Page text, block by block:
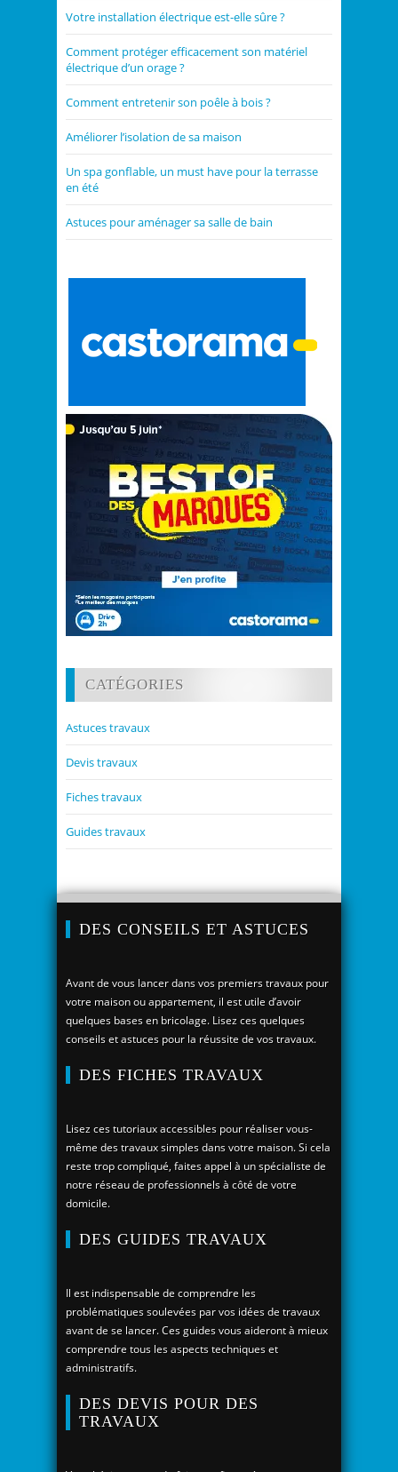
Votre installation électrique est-elle sûre ?
Comment protéger efficacement son matériel
électrique d’un orage ?
Comment entretenir son poêle à bois ?
Améliorer l’isolation de sa maison
Un spa gonflable, un must have pour la terrasse
en été
Astuces pour aménager sa salle de bain
CATÉGORIES
Astuces travaux
Devis travaux
Fiches travaux
Guides travaux
DES CONSEILS ET ASTUCES
Avant de vous lancer dans vos premiers travaux pour
votre maison ou appartement, il est utile d’avoir
quelques bases en bricolage. Lisez ces quelques
conseils et astuces pour la réussite de vos travaux.
DES FICHES TRAVAUX
Lisez ces tutoriaux accessibles pour réaliser vous-
même des travaux simples dans votre maison. Si cela
reste trop compliqué, faites appel à un spécialiste de
notre réseau de professionnels à côté de votre
domicile.
DES GUIDES TRAVAUX
Il est indispensable de comprendre les
problématiques soulevées par vos idées de travaux
avant de se lancer. Ces guides vous aideront à mieux
comprendre tous les aspects techniques et
administratifs.
DES DEVIS POUR DES
TRAVAUX